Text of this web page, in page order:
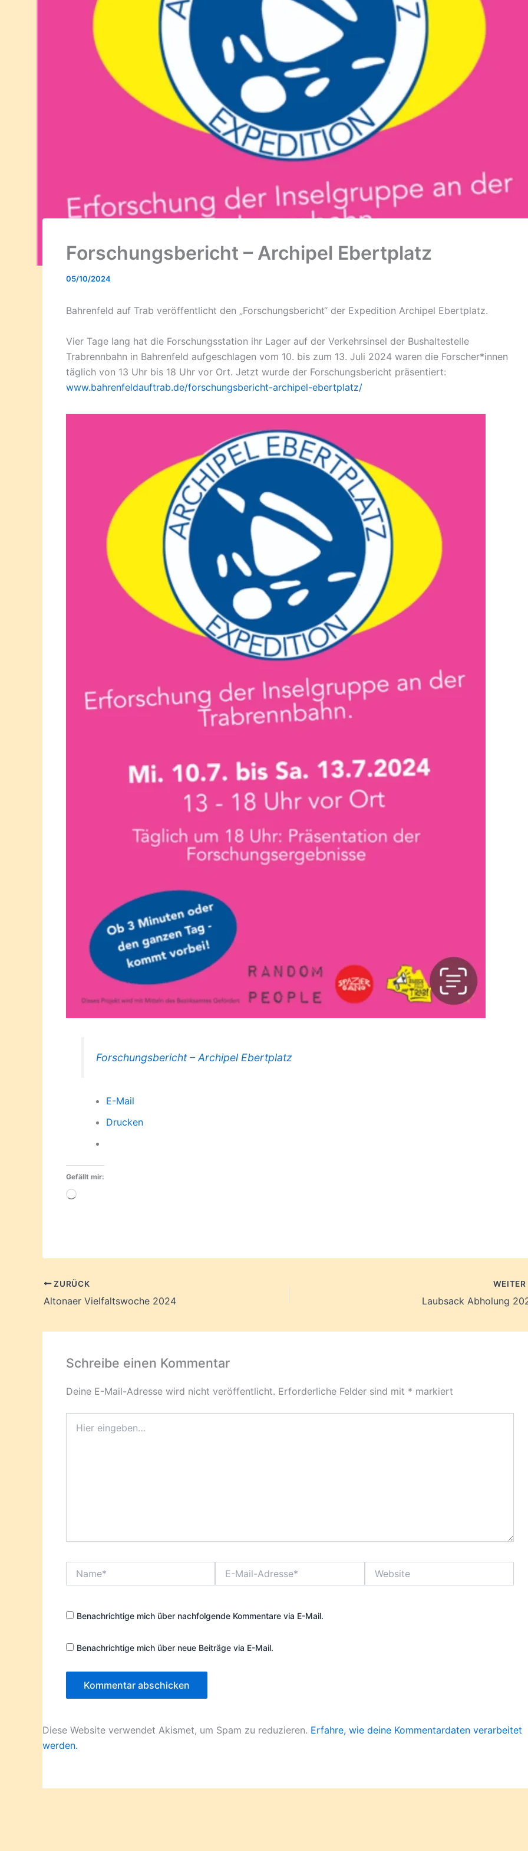
Forschungsbericht – Archipel Ebertplatz
05/10/2024
Bahrenfeld auf Trab veröffentlicht den „Forschungsbericht“ der Expedition Archipel Ebertplatz.
Vier Tage lang hat die Forschungsstation ihr Lager auf der Verkehrsinsel der Bushaltestelle
Trabrennbahn in Bahrenfeld aufgeschlagen vom 10. bis zum 13. Juli 2024 waren die Forscher*innen
täglich von 13 Uhr bis 18 Uhr vor Ort. Jetzt wurde der Forschungsbericht präsentiert:
www.bahrenfeldauftrab.de/forschungsbericht-archipel-ebertplatz/
Forschungsbericht – Archipel Ebertplatz
E-Mail
Drucken
Gefällt mir:
Wird
ZURÜCK
Altonaer Vielfaltswoche 2024
WEITER
Laubsack Abholung
Schreibe einen Kommentar
Deine E-Mail-Adresse wird nicht veröffentlicht. Erforderliche Felder sind mit * markiert
eingeben…
Mail-
Benachrichtige mich über nachfolgende Kommentare via E-Mail.
Benachrichtige mich über neue Beiträge via E-Mail.
Diese Website verwendet Akismet, um Spam zu reduzieren. Erfahre, wie deine Kommentardaten verarbeitet
werden.